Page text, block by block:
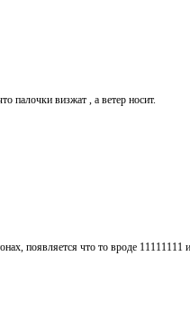
палочки визжат , а ветер носит.
появляется что то вроде